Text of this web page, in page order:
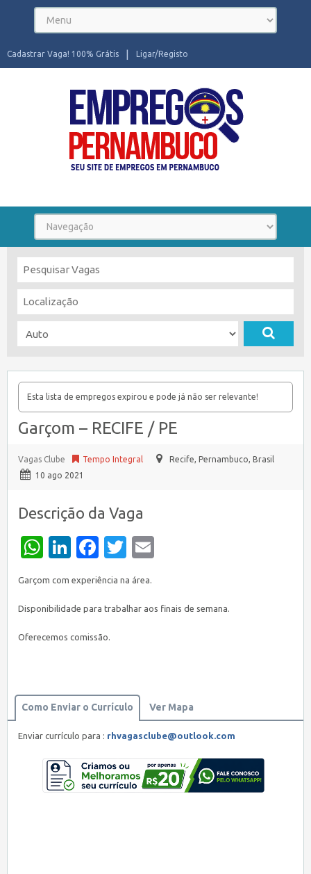
Ligar/Registo
Cadastrar Vaga! 100% Grátis
Esta lista de empregos expirou e pode já não ser relevante!
Garçom – RECIFE / PE
Vagas Clube Tempo Integral Recife, Pernambuco, Brasil
10 ago 2021
Descrição da Vaga
WhatsApp
LinkedIn
Facebook
Twitter
Garçom com experiência na área.
Disponibilidade para trabalhar aos finais de semana.
Oferecemos comissão.
Como Enviar o Currículo Ver Mapa
Enviar currículo para : rhvagasclube@outlook.com